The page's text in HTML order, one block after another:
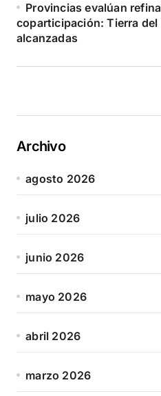
Provincias evalúan
coparticipación: Tierra del
alcanzadas
Archivo
agosto 2026
julio 2026
junio 2026
mayo 2026
abril 2026
marzo 2026